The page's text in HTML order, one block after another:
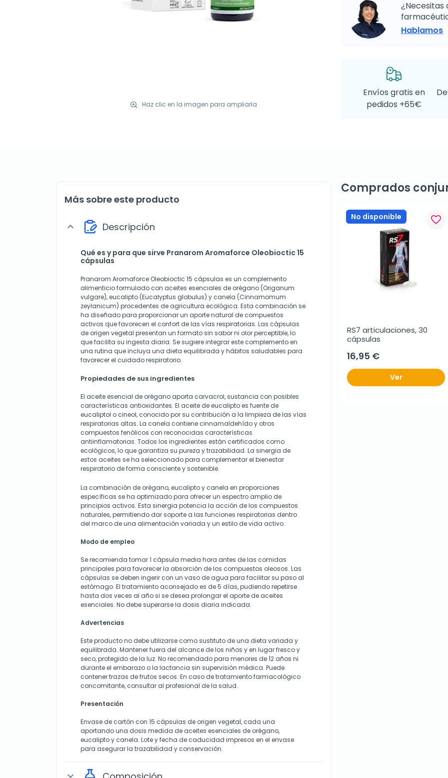
Haz clic en la imagen para ampliarla
¿Necesitas
Hablamos
Envíos gratis en
pedidos +65€
Más sobre este producto
expand_more Descripción
Qué es y para que sirve Pranarom Aromaforce Oleobioctic 15
cápsulas
Pranarom Aromaforce Oleobioctic 15 cápsulas es un complemento
alimenticio formulado con aceites esenciales de orégano (Origanum
vulgare), eucalipto (Eucalyptus globulus) y canela (Cinnamomum
zeylanicum) procedentes de agricultura ecológica. Esta combinación se
ha diseñado para proporcionar un aporte natural de compuestos
activos que favorecen el confort de las vías respiratorias. Las cápsulas
de origen vegetal presentan un formato sin sabor ni olor perceptible, lo
que facilita su ingesta diaria. Se sugiere integrar este complemento en
una rutina que incluya una dieta equilibrada y hábitos saludables para
favorecer el cuidado respiratorio.
Propiedades de sus ingredientes
El aceite esencial de orégano aporta carvacrol, sustancia con posibles
características antioxidantes. El aceite de eucalipto es fuente de
eucaliptol o cineol, conocido por su contribución a la limpieza de las vías
respiratorias altas. La canela contiene cinnamaldehído y otros
compuestos fenólicos con reconocidas características
antiinflamatorias. Todos los ingredientes están certificados como
ecológicos, lo que garantiza su pureza y trazabilidad. La sinergia de
estos aceites se ha seleccionado para complementar el bienestar
respiratorio de forma consciente y sostenible.
La combinación de orégano, eucalipto y canela en proporciones
específicas se ha optimizado para ofrecer un espectro amplio de
principios activos. Esta sinergia potencia la acción de los compuestos
naturales, permitiendo dar soporte a las funciones respiratorias dentro
del marco de una alimentación variada y un estilo de vida activo.
Modo de empleo
Se recomienda tomar 1 cápsula media hora antes de las comidas
principales para favorecer la absorción de los compuestos oleosos. Las
cápsulas se deben ingerir con un vaso de agua para facilitar su paso al
estómago. El tratamiento aconsejado es de 5 días, pudiendo repetirse
hasta dos veces al año si se desea prolongar el aporte de aceites
esenciales. No debe superarse la dosis diaria indicada.
Advertencias
Este producto no debe utilizarse como sustituto de una dieta variada y
equilibrada. Mantener fuera del alcance de los niños y en lugar fresco y
seco, protegido de la luz. No recomendado para menores de 12 años ni
durante el embarazo o la lactancia sin supervisión médica. Puede
contener trazas de frutos secos. En caso de tratamiento farmacológico
concomitante, consultar al profesional de la salud.
Presentación
Envase de cartón con 15 cápsulas de origen vegetal, cada una
aportando una dosis medida de aceites esenciales de orégano,
eucalipto y canela. Lote y fecha de caducidad impresos en el envase
para asegurar la trazabilidad y conservación.
Comprados
No disponible favorite_border
RS7 articulaciones, 30
cápsulas
16,95 €
Ver